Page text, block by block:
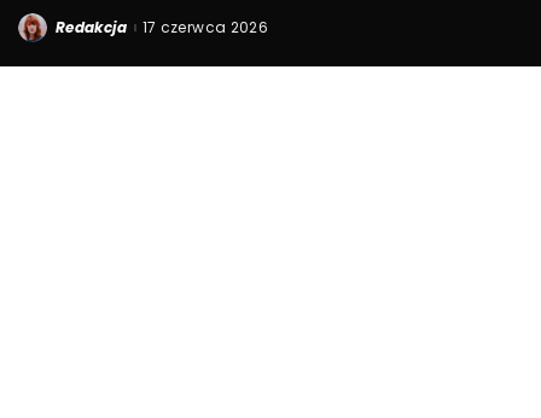
Posted
Redakcja 17 czerwca 2026